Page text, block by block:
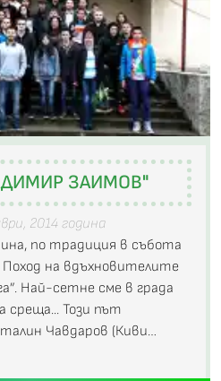
ЗАИМОВ"
2014 година
по традиция в събота
на вдъхновителите
Най-сетне сме в града
среща... Този път
Чавдаров (Киви…